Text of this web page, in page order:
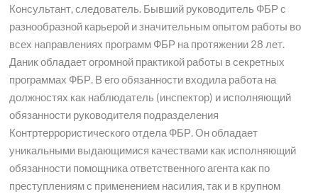
Консультант, следователь. Бывший руководитель ФБР с
разнообразной карьерой и значительным опытом работы во
всех направлениях программ ФБР на протяжении 28 лет.
Даник обладает огромной практикой работы в секретных
программах ФБР. В его обязанности входила работа на
должностях как наблюдатель (инспектор) и исполняющий
обязанности руководителя подразделения
Контртеррористического отдела ФБР. Он обладает
уникальными выдающимися качествами как исполняющий
обязанности помощника ответственного агента как по
преступлениям с применением насилия, так и в крупном